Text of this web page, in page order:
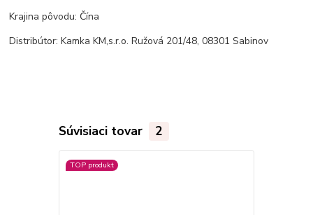
Krajina pôvodu: Čína
Distribútor: Kamka KM,s.r.o. Ružová 201/48, 08301 Sabinov
Súvisiaci tovar 2
TOP produkt